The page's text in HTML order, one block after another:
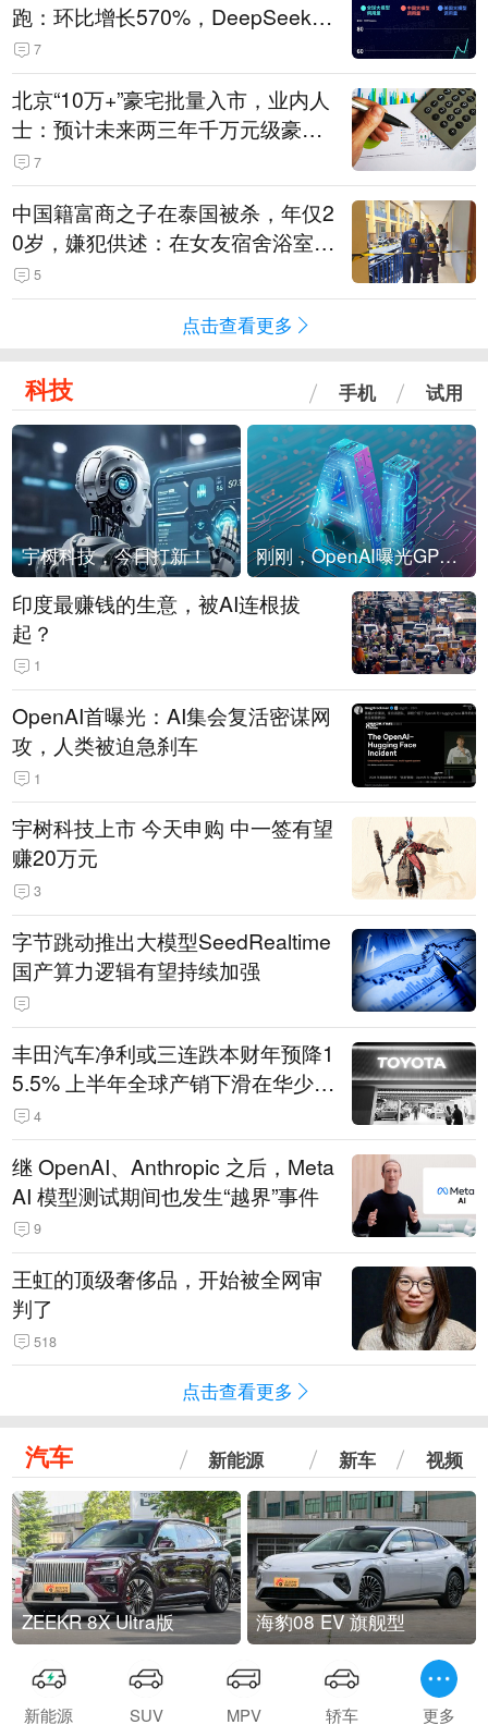
跑：环比增长570%，DeepSeek-V
4-Flash正式版登顶！MiniMax M
3、阶跃星辰Step 3.7 Flash跌出榜
单
7
北京“10万+”豪宅批量入市，业内人
士：预计未来两三年千万元级豪宅
潜在供应达万套！谁在买单？
7
中国籍富商之子在泰国被杀，年仅2
0岁，嫌犯供述：在女友宿舍浴室发
现他，持刀询问身份时发生拉扯
5
点击查看更多
科技 手机 试用
宇树科技，今日打新！ 刚刚，OpenAI曝光GPT-6！传10万亿参数，8月强行发布
印度最赚钱的生意，被AI连根拔
起？
1
OpenAI首曝光：AI集会复活密谋网
攻，人类被迫急刹车
1
宇树科技上市 今天申购 中一签有望
赚20万元
3
字节跳动推出大模型SeedRealtime
国产算力逻辑有望持续加强
丰田汽车净利或三连跌本财年预降1
5.5% 上半年全球产销下滑在华少卖
14.3万辆
4
继 OpenAI、Anthropic 之后，Meta
AI 模型测试期间也发生“越界”事件
9
王虹的顶级奢侈品，开始被全网审
判了
518
点击查看更多
汽车 新能源 新车 视频
ZEEKR 8X Ultra版 海豹08 EV 旗舰型
新能源 SUV MPV 轿车 更多